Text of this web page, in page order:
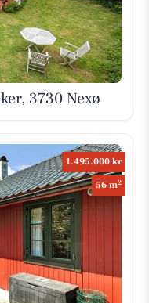
3730 Nexø
1.495.000 kr
56 m2